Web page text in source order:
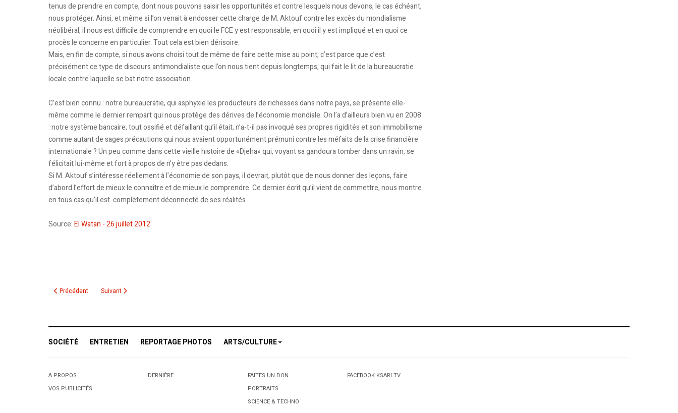
tenus de prendre en compte, dont nous pouvons saisir les opportunités et contre lesquels nous devons, le cas échéant,
nous protéger. Ainsi, et même si l’on venait à endosser cette charge de M. Aktouf contre les excès du mondialisme
néolibéral, il nous est difficile de comprendre en quoi le FCE y est responsable, en quoi il y est impliqué et en quoi ce
procès le concerne en particulier. Tout cela est bien dérisoire.
Mais, en fin de compte, si nous avons choisi tout de même de faire cette mise au point, c’est parce que c’est
précisément ce type de discours antimondialiste que l’on nous tient depuis longtemps, qui fait le lit de la bureaucratie
locale contre laquelle se bat notre association.
C’est bien connu : notre bureaucratie, qui asphyxie les producteurs de richesses dans notre pays, se présente elle-
même comme le dernier rempart qui nous protège des dérives de l’économie mondiale. On l’a d’ailleurs bien vu en 2008
: notre système bancaire, tout ossifié et défaillant qu’il était, n’a-t-il pas invoqué ses propres rigidités et son immobilisme
comme autant de sages précautions qui nous avaient opportunément prémuni contre les méfaits de la crise financière
internationale ? Un peu comme dans cette vieille histoire de «Djeha» qui, voyant sa gandoura tomber dans un ravin, se
félicitait lui-même et fort à propos de n’y être pas dedans.
Si M. Aktouf s’intéresse réellement à l’économie de son pays, il devrait, plutôt que de nous donner des leçons, faire
d’abord l’effort de mieux le connaître et de mieux le comprendre. Ce dernier écrit qu’il vient de commettre, nous montre
en tous cas qu’il est complètement déconnecté de ses réalités.
Source:El Watan - 26 juillet 2012
Article précédent : Bombardier: des soupçons autour de contrats en Algérie
Précédent Article suivant : Une carte de crédit halale
Suivant
SOCIÉTÉ ENTRETIEN REPORTAGE PHOTOS ARTS/CULTURE
A PROPOS
VOS PUBLICITÉS
DERNIÈRE
FAITES UN DON
PORTRAITS
SCIENCE & TECHNO
FACEBOOK KSARI.TV